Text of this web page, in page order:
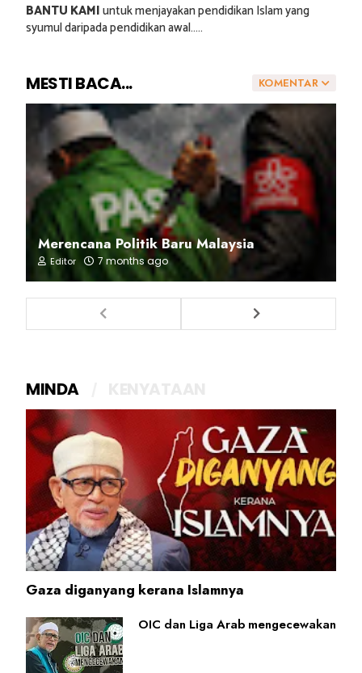
BANTU KAMIuntuk menjayakan pendidikan Islam yang
syumul daripada pendidikan awal.....
KOMENTAR
MESTI BACA...
Merencana Politik Baru Malaysia
Editor 7 months ago
MINDA
Gaza diganyang kerana Islamnya
OIC dan Liga Arab mengecewakan